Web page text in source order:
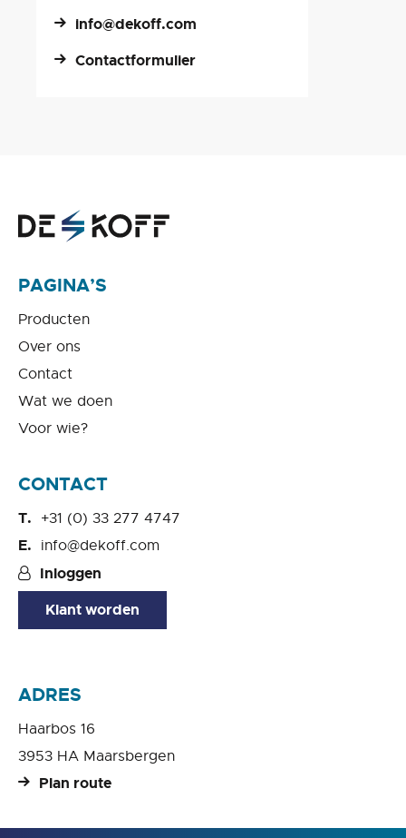
info@dekoff.com
Contactformulier
PAGINA’S
Producten
Over ons
Contact
Wat we doen
Voor wie?
CONTACT
+31 (0) 33 277 4747
info@dekoff.com
Inloggen
Klant worden
ADRES
Haarbos 16
3953 HA Maarsbergen
Plan route